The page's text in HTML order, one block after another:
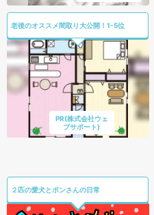
老後のオススメ間取り大公開！1-5位
PR(株式会社ウェ
ブサポート)
２匹の愛犬とボンさんの日常